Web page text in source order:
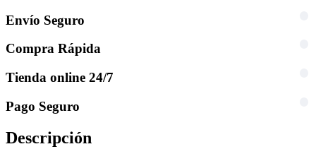
Envío Seguro
Compra Rápida
Tienda online 24/7
Pago Seguro
Descripción